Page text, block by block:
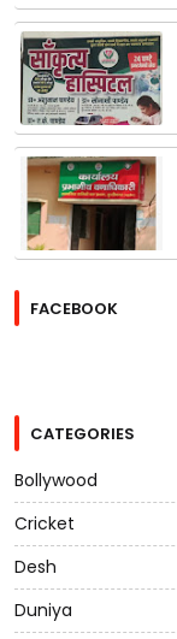
FACEBOOK
CATEGORIES
Bollywood
Cricket
Desh
Duniya